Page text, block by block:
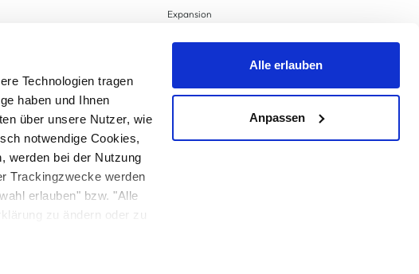
Technologien tragen
haben und Ihnen
über unsere Nutzer, wie
notwendige Cookies,
werden bei der Nutzung
Trackingzwecke werden
erlauben" bzw. "Alle
zu ändern oder zu
Alle erlauben
Anpassen
Expansion
Barrierefreiheit